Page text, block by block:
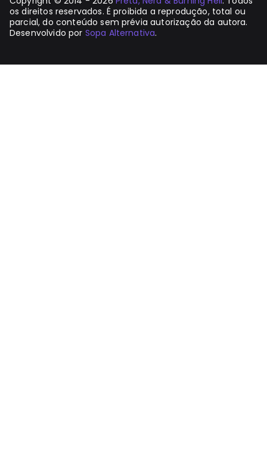
os direitos reservados. É proibida a reprodução, total ou
parcial, do conteúdo sem prévia autorização da autora.
Desenvolvido por Sopa Alternativa.